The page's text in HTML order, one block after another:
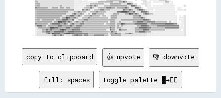
▒▒▒▒░░░░░░░░░░░░░░░░░░░░░░░░░░░░░░░░░░░░░░░░░░░░░░░░░░░░░░░░░░░░▒▒▒▒▒▒▒▒▒▒▒▒▒▒▒▒░░░░░░▒▒▒▒▓▓▒▒░░░░░░          ░░░░░░░░  ░░░░░░░░░░░░▒▒▒▒░░░░
▒▒▒▒▒▒░░░░░░░░░░░░░░░░░░░░░░░░░░░░░░░░░░░░░░░░░░░░░░░░░░▒▒▒▒▒▒▒▒▒▒▒▒▒▒░░░░░░▒▒▒▒▒▒▒▒▒▒▒▒░░░░░░▓▓▓▓▒▒░░░░    ░░░░░░░░░░            ░░░░░░░░░░
▒▒▒▒▒▒░░░░░░░░░░░░░░░░░░░░▒▒░░░░░░░░░░░░░░░░░░░░░░░░▒▒▒▒▓▓▒▒▓▓▒▒░░░░░░▒▒▒▒▒▒▒▒▒▒▒▒▒▒▒▒▒▒▒▒▒▒▒▒░░░░▓▓▓▓▒▒░░░░    ░░░░░░  ░░░░░░░░░░░░░░░░░░░░░░          ░░
▓▓▒▒▒▒▒▒▒▒▒▒▒▒░░░░▒▒▒▒▒▒░░▒▒▒▒░░▒▒▒▒░░░░░░░░░░░░░░▒▒▒▒▒▒▓▓▒▒░░░░▒▒▒▒▒▒▒▒▓▓▓▓▓▓▒▒▒▒░░▒▒▒▒▒▒▒▒▓▓▒▒░░░░░░▓▓▓▓▒▒░░    ░░░░░░░░░░░░░░░░░░░░░░░░░░░░  ░░░░
▒▒▒▒▒▒▒▒▒▒▒▒▒▒▒▒▒▒▒▒▒▒▒▒▒▒▒▒▒▒▒▒▒▒▒▒▒▒▒▒░░░░░░░░▓▓▒▒▓▓▒▒░░░░▒▒▒▒▒▒▓▓▓▓▒▒▒▒▒▒░░░░░░░░░░░░░░▓▓▒▒▒▒▓▓▒▒░░░░▒▒▓▓▓▓▒▒░░░░░░░░  ░░░░░░░░░░░░░░░░░░░░  ░░░░░░░░░░
▒▒▒▒▒▒▒▒▒▒▒▒▒▒▒▒▒▒▒▒▒▒▒▒▒▒▒▒▒▒▒▒▒▒░░░░░░▒▒▒▒▓▓▒▒▒▒▒▒░░░░▒▒▒▒▒▒▓▓▒▒▒▒▒▒▒▒░░░░░░░░░░░░▓▓▓▓██████▓▓▒▒▒▒▓▓░░░░░░▓▓▓▓▓▓▒▒░░░░░░░░░░░░░░░░░░░░░░░░░░░░
▒▒▒▒▒▒▒▒▒▒▒▒▒▒▒▒▒▒▒▒▒▒▒▒▒▒▒▒▒▒▒▒░░░░░░▒▒██▒▒▒▒▓▓▒▒░░░░▒▒░░▓▓▓▓▒▒▒▒▒▒▒▒░░░░░░░░░░▒▒▒▒▒▒░░░░░░▒▒▒▒██▓▓▒▒▓▓▒▒░░░░▒▒▓▓▓▓▒▒▒▒░░░░░░░░░░░░░░░░░░░░░░
▒▒▒▒▒▒▒▒▒▒▒▒▒▒▒▒▒▒▒▒▒▒▒▒▒▒▒▒░░░░▒▒▒▒▓▓▓▓▒▒▒▒▓▓▒▒░░▒▒▒▒▒▒▓▓▒▒▒▒▒▒▒▒░░▒▒▒▒░░░░░░▒▒▒▒▒▒░░░░░░░░░░░░░░░░▒▒▒▒▒▒▓▓░░░░░░░░░░░░░░░░░░░░░░░░░░░░░░░░░░░░  ░░  ░░░░
▒▒▒▒▒▒▒▒▒▒▒▒▒▒▒▒▒▒▒▒▒▒▒▒▒▒░░▒▒▒▒██▓▓▒▒▒▒▓▓▒▒░░░░▒▒▒▒▒▒▓▓▒▒▒▒▒▒▒▒▒▒▒▒▒▒▒▒▒▒░░░░▒▒▒▒▒▒░░░░░░░░░░░░░░░░▒▒▒▒▒▒▒▒▓▓▒▒░░░░░░░░░░░░░░░░░░░░░░░░░░░░░░░░  ░░░░░░░░
▒▒▒▒▒▒░░▒▒▒▒▒▒▒▒▒▒▒▒░░▒▒▒▒▒▒▓▓▓▓▓▓▒▒▒▒▓▓░░░░▒▒▒▒▒▒▓▓▓▓▒▒▒▒▒▒▒▒▒▒▒▒▒▒▒▒▒▒▒▒▒▒▒▒▒▒▒▒░░░░░░▒▒▒▒▒▒▒▒▒▒▒▒▒▒▒▒▒▒▒▒▒▒▓▓▓▓▓▓▒▒░░░░░░░░░░░░░░░░░░░░░░░░░░  ░░░░░░░░
▒▒▒▒▒▒▒▒▒▒▒▒▒▒▒▒▒▒░░▒▒▒▒████▓▓▓▓▒▒▓▓▒▒░░▒▒▓▓▒▒▒▒▓▓▒▒▒▒▒▒▒▒▒▒▒▒▒▒▒▒▒▒▒▒▒▒▒▒░░▒▒▒▒▒▒░░░░▒▒░░░░░░░░░░░░▒▒▒▒▓▓▓▓▓▓▒▒▒▒▓▓▓▓▓▓▓▓▒▒▒▒▒▒▒▒▒▒▒▒░░▒▒░░░░░░    ░░░░░░
▓▓▒▒▒▒▒▒▒▒▒▒▒▒░░▒▒▓▓▓▓▓▓▓▓▒▒▒▒▓▓▒▒░░▒▒▓▓▒▒▒▒▒▒▓▓▓▓▒▒▒▒▒▒▒▒▒▒▒▒▒▒▒▒▒▒▒▒░░▒▒▒▒▒▒▒▒▒▒░░▒▒▒▒██▓▓▒▒▒▒▒▒▒▒▒▒▓▓▓▓▓▓▓▓▓▓▓▓▒▒▒▒▓▓▓▓▓▓▓▓▓▓▓▓▓▓████████▓▓▓▓░░░░░░░░░░
▒▒▓▓▓▓▓▓▒▒▒▒░░▒▒▒▒▒▒▒▒▒▒▓▓▓▓▒▒▒▒▒▒▒▒▓▓▒▒▒▒▓▓▓▓▓▓▒▒▒▒▒▒▒▒▒▒▒▒▒▒▒▒▒▒▒▒▒▒▒▒▒▒▒▒▒▒▒▒▒▒░░▒▒░░▒▒░░░░░░░░░░░░░░▒▒▒▒▓▓▓▓▓▓▓▓▒▒▒▒▒▒▒▒▓▓▓▓▓▓▓▓▓▓▓▓▓▓▓▓▓▓▓▓▓▓░░░░  ░░
░░░░▒▒▒▒▒▒▒▒▒▒▒▒████▓▓▓▓▒▒▒▒▒▒▒▒▓▓▓▓▒▒▒▒▓▓▓▓▓▓▒▒▒▒▒▒▒▒▒▒▒▒▒▒▒▒▒▒▒▒▒▒▒▒▒▒▒▒▒▒▓▓▒▒▒▒░░▒▒▒▒░░░░░░░░░░░░░░▒▒▒▒▓▓▓▓▓▓▓▓▓▓▓▓▒▒▒▒▒▒▒▒▒▒▒▒▒▒▓▓▓▓▓▓▓▓▓▓▓▓▓▓░░░░░░░░
░░░░░░░░▒▒▒▒▓▓▒▒▓▓▒▒▒▒▒▒▒▒▓▓██▓▓▒▒▒▒▒▒▓▓▓▓▓▓▓▓▒▒▒▒▒▒▒▒▒▒▒▒▒▒▒▒▒▒▒▒▒▒▒▒▒▒░░░░▓▓▒▒▒▒░░░░▓▓▒▒▒▒▒▒░░░░░░░░▒▒▒▒▒▒▒▒▓▓▓▓▓▓▒▒▒▒▒▒▒▒▒▒▒▒▒▒▒▒░░░░░░░░░░░░░░░░  ░░░░
░░░░░░░░▒▒▒▒▓▓▓▓▒▒▒▒▓▓▓▓▓▓▓▓▓▓▒▒▒▒▓▓▓▓▓▓▓▓▓▓▓▓▓▓▒▒▒▒▒▒▒▒▒▒▒▒▒▒▒▒▒▒▒▒▒▒▒▒▒▒▒▒░░▓▓▒▒▒▒░░░░░░░░░░░░░░░░░░▒▒▒▒▓▓▓▓▓▓▒▒▒▒▒▒░░░░░░░░░░░░░░░░░░░░░░░░░░░░░░░░░░░░
░░░░░░░░░░░░▒▒▓▓▒▒██▓▓▓▓▓▓▒▒▒▒▓▓████▓▓▓▓▓▓▓▓▓▓▓▓▓▓▓▓▓▓▒▒▒▒▒▒▒▒▒▒▒▒▒▒▒▒▒▒▒▒░░▒▒▒▒▒▒▓▓▒▒▒▒░░░░▒▒▒▒▓▓▒▒░░░░░░░░░░░░░░░░░░░░░░░░░░░░░░░░░░░░░░░░░░░░░░░░░░░░░░
copy to clipboard 👍 upvote 👎 downvote
fill: spaces toggle palette ▓→✊🏽